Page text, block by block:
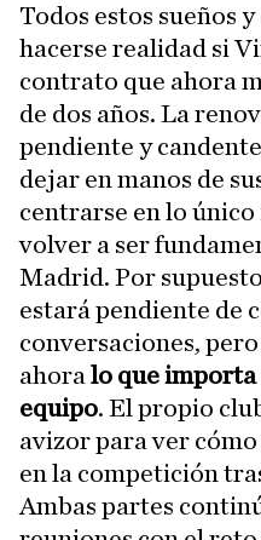
Todos estos sueños
hacerse realidad si
contrato que ahora
de dos años. La
pendiente y
dejar en manos de
centrarse en lo
volver a ser
Madrid. Por
estará pendiente de
conversaciones,
ahora lo que importa
equipo. El propio
avizor para ver
en la competición
Ambas partes